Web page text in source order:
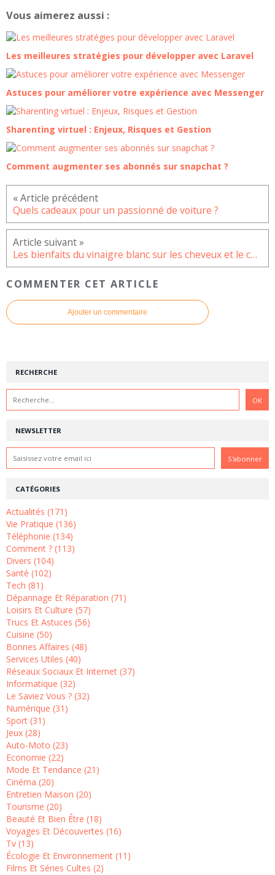
Vous aimerez aussi :
Les meilleures stratégies pour développer avec Laravel
Astuces pour améliorer votre expérience avec Messenger
Sharenting virtuel : Enjeux, Risques et Gestion
Comment augmenter ses abonnés sur snapchat ?
Quels cadeaux pour un passionné de voiture ?
Les bienfaits du vinaigre blanc sur les cheveux et le cuir chevelu
COMMENTER CET ARTICLE
Ajouter un commentaire
NEWSLETTER
RECHERCHE
CATÉGORIES
Actualités (171)
Vie Pratique (136)
Téléphonie (134)
Comment ? (113)
Divers (104)
Santé (102)
Tech (81)
Dépannage Et Réparation (71)
Loisirs Et Culture (57)
Trucs Et Astuces (56)
Cuisine (50)
Bonnes Affaires (48)
Services Utiles (40)
Réseaux Sociaux Et Internet (37)
Informatique (32)
Le Saviez Vous ? (32)
Numérique (31)
Sport (31)
Jeux (28)
Auto-Moto (23)
Economie (22)
Mode Et Tendance (21)
Cinéma (20)
Entretien Maison (20)
Tourisme (20)
Beauté Et Bien Être (18)
Voyages Et Découvertes (16)
Tv (13)
Écologie Et Environnement (11)
Films Et Séries Cultes (2)